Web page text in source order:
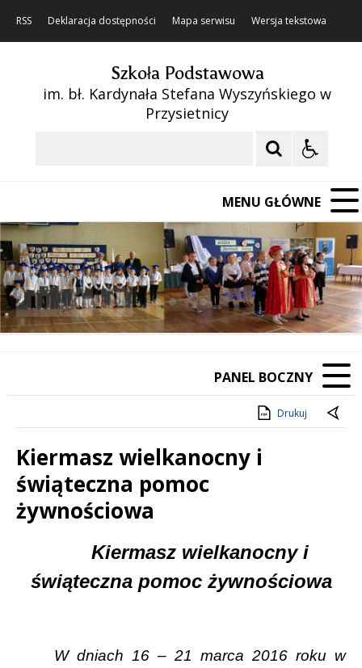
RSS Deklaracja dostępności Mapa serwisu Wersja tekstowa
Szkoła Podstawowa
im. bł. Kardynała Stefana Wyszyńskiego w
Przysietnicy
MENU GŁÓWNE
Poprzedni Element
Następny Element
❚❚
PANEL BOCZNY
Drukuj
Kiermasz wielkanocny i
świąteczna pomoc
żywnościowa
Kiermasz wielkanocny i
świąteczna pomoc żywnościowa
W dniach 16 – 21 marca 2016 roku w